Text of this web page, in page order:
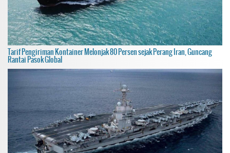
Tarif Pengiriman Kontainer Melonjak 80 Persen sejak Perang Iran, Guncang
Rantai Pasok Global